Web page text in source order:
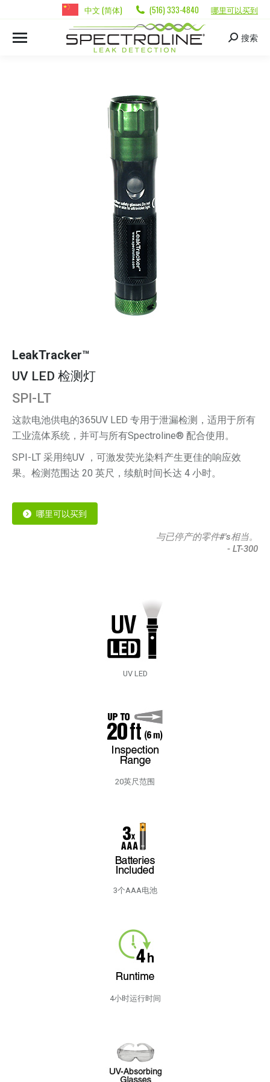
中文 (简体) (516) 333-4840 哪里可以买到
搜索
LeakTracker™
UV LED 检测灯
SPI-LT
这款电池供电的365UV LED 专用于泄漏检测，适用于所有
工业流体系统，并可与所有Spectroline® 配合使用。
SPI-LT 采用纯UV ，可激发荧光染料产生更佳的响应效
果。检测范围达 20 英尺，续航时间长达 4 小时。
哪里可以买到
与已停产的零件#'s相当。
- LT-300
UV LED
20英尺范围
3个AAA电池
4小时运行时间